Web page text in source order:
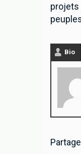
projets
Bio